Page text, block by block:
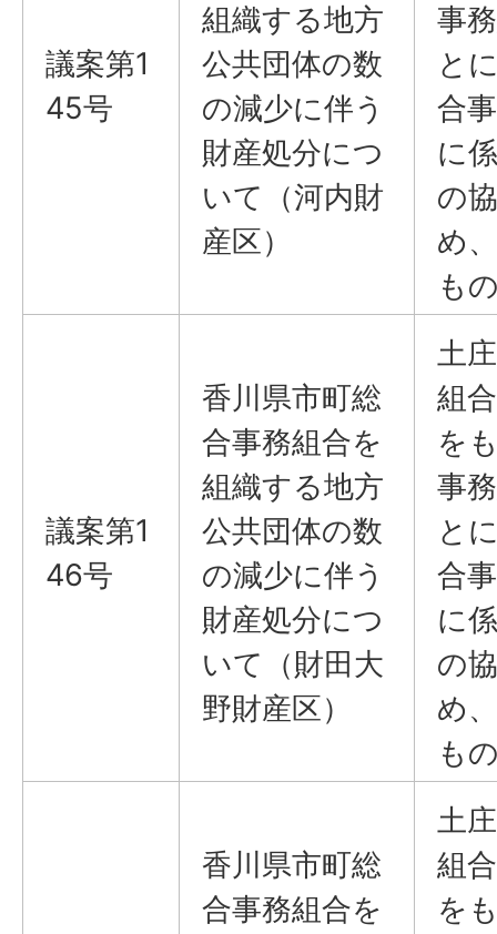
議案第1
45号
組織する地方
公共団体の数
の減少に伴う
財産処分につ
いて（河内財
産区）
事
と
合
に
の
め
も
議案第1
46号
香川県市町総
合事務組合を
組織する地方
公共団体の数
の減少に伴う
財産処分につ
いて（財田大
野財産区）
土
組
を
事
と
合
に
の
め
も
香川県市町総
合事務組合を
土
組
を